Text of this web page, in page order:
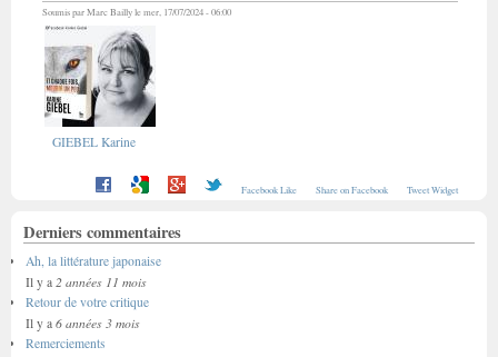
Soumis parMarc Baillyle mer, 17/07/2024 - 06:00
GIEBEL Karine
Facebook Like Share on Facebook Tweet Widget
Derniers commentaires
Ah, la littérature japonaise
Il y a 2 années 11 mois
Retour de votre critique
Il y a 6 années 3 mois
Remerciements